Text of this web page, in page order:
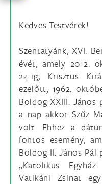
Kedves Testvérek!
Szentatyánk, XVI.
évét, amely 2012.
24-ig, Krisztus
ezelőtt, 1962.
Boldog XXIII. János
a nap akkor Szűz
volt. Ehhez a
fontos esemény,
Boldog II. János Pál
„Katolikus
Vatikáni Zsinat